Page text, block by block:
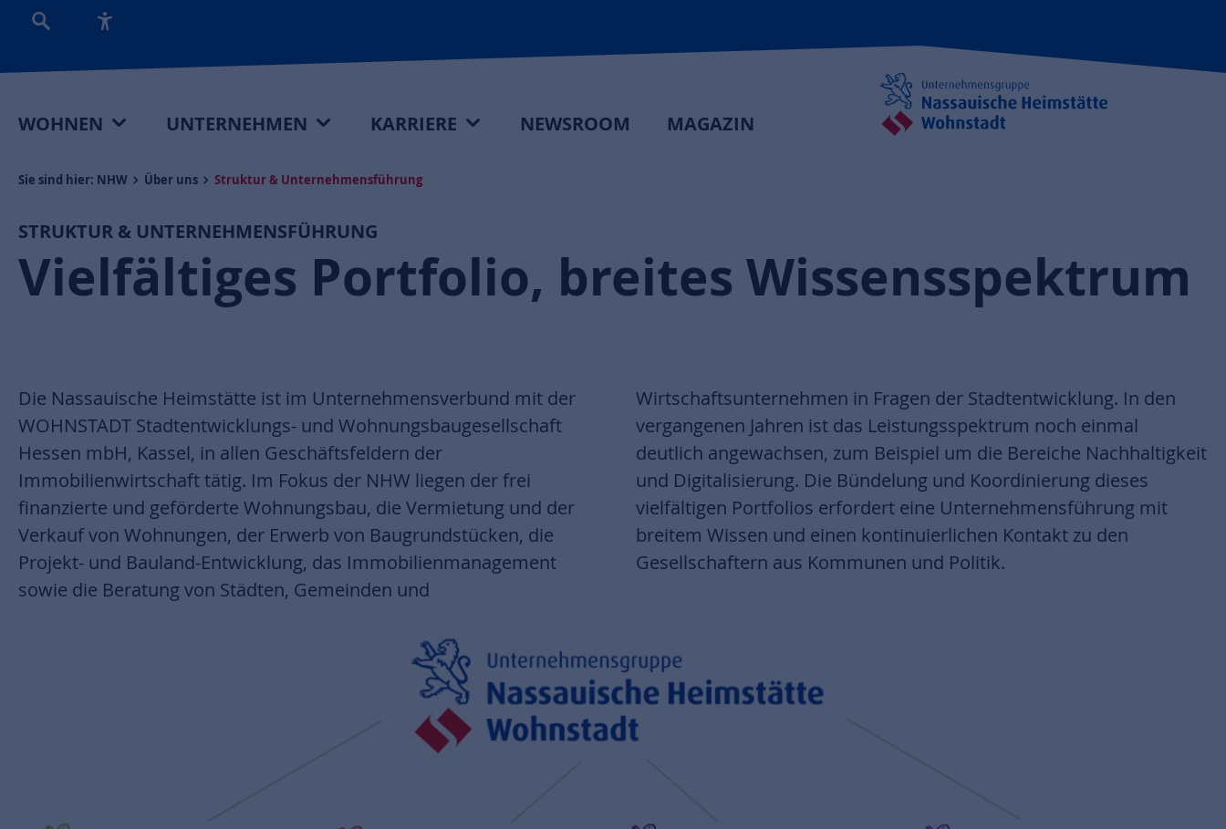
WOHNEN UNTERNEHMEN KARRIERE NEWSROOM MAGAZIN
Sie sind hier: NHW Über uns Struktur & Unternehmensführung
STRUKTUR & UNTERNEHMENSFÜHRUNG
Vielfältiges Portfolio, breites Wissensspektrum
Die Nassauische Heimstätte ist im Unternehmensverbund mit der
WOHNSTADT Stadtentwicklungs- und Wohnungsbaugesellschaft
Hessen mbH, Kassel, in allen Geschäftsfeldern der
Immobilienwirtschaft tätig. Im Fokus der NHW liegen der frei
finanzierte und geförderte Wohnungsbau, die Vermietung und der
Verkauf von Wohnungen, der Erwerb von Baugrundstücken, die
Projekt- und Bauland-Entwicklung, das Immobilienmanagement
sowie die Beratung von Städten, Gemeinden und
Wirtschaftsunternehmen in Fragen der Stadtentwicklung. In den
vergangenen Jahren ist das Leistungsspektrum noch einmal
deutlich angewachsen, zum Beispiel um die Bereiche Nachhaltigkeit
und Digitalisierung. Die Bündelung und Koordinierung dieses
vielfältigen Portfolios erfordert eine Unternehmensführung mit
breitem Wissen und einen kontinuierlichen Kontakt zu den
Gesellschaftern aus Kommunen und Politik.